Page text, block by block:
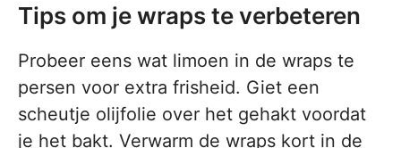
Tips om je wraps te verbeteren
Probeer eens wat limoen in de wraps te
persen voor extra frisheid. Giet een
scheutje olijfolie over het gehakt voordat
je het bakt. Verwarm de wraps kort in de